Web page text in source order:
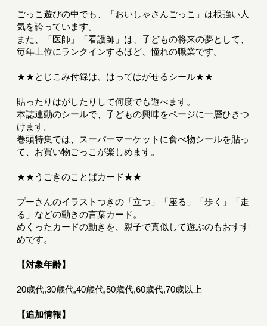
ごっこ遊びの中でも、「おいしゃさんごっこ」は根強い人
気を誇っています。
また、「医師」「看護師」は、子どもの将来の夢として、
毎年上位にランクインするほど、憧れの職業です。
★★とじこみ付録は、はってはがせるシール★★
貼ったりはがしたりして何度でも遊べます。
本誌連動のシールで、子どもの興味をページに一層ひきつ
けます。
巻頭特集では、スーパーマーケットに食べ物シールを貼っ
て、お買い物ごっこが楽しめます。
★★うごきのことばカード★★
プーさんのイラストつきの「立つ」「座る」「歩く」「走
る」などの動きの言葉カード。
めくったカードの動きを、親子で真似して遊ぶのもおすす
めです。
【対象年齢】
20歳代,30歳代,40歳代,50歳代,60歳代,70歳以上
【追加情報】